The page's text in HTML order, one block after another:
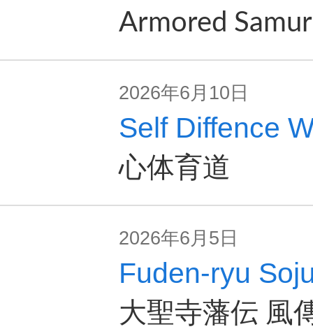
Armored
2026年6月10日
Self Diffence
心体育道
2026年6月5日
Fuden-ryu
大聖寺藩伝 風